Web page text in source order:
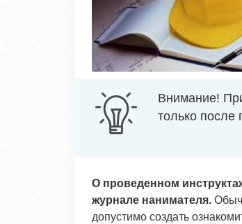
Внимание!
только после
О проведенном
журнале нанимателя.
допустимо создать